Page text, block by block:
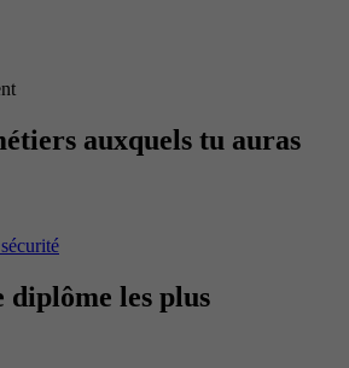
auxquels tu auras
diplôme les plus